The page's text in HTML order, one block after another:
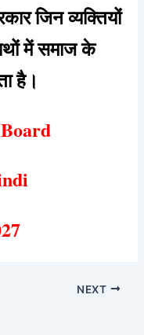
जिन व्यक्तियों
में समाज के
है।
NEXT